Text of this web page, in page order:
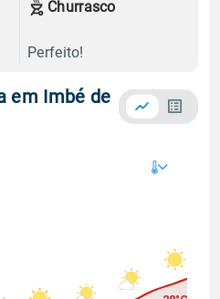
Churrasco
Perfeito!
em Imbé de